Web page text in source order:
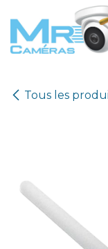
Se rendre au
Tous les